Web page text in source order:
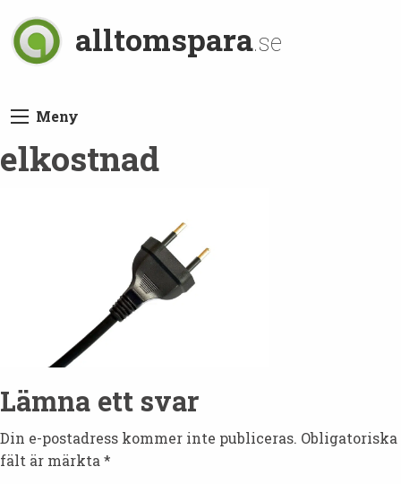
alltomspara.se
Meny
elkostnad
Lämna ett svar
Din e-postadress kommer inte publiceras. Obligatoriska
fält är märkta *